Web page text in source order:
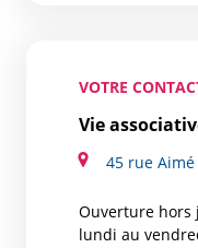
VOTRE
Vie
45 rue
Ouverture hors
lundi au